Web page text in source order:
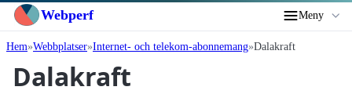
Webperf Meny
Hem Webbplatser Internet- och telekom-abonnemang Dalakraft
Dalakraft